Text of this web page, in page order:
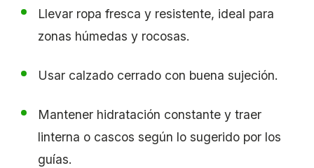
Llevar ropa fresca y resistente, ideal para
zonas húmedas y rocosas.
Usar calzado cerrado con buena sujeción.
Mantener hidratación constante y traer
linterna o cascos según lo sugerido por los
guías.